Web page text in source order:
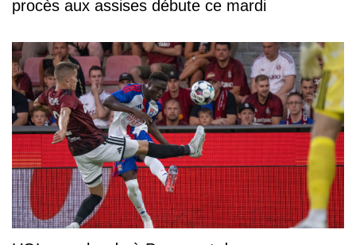
procès aux assises débute ce mardi